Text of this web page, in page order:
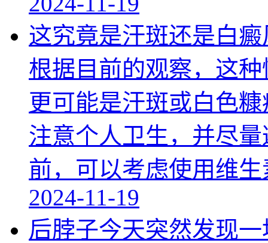
这究竟是汗斑还是白癜
根据目前的观察，这
更可能是汗斑或白色
注意个人卫生，并尽
前，可以考虑使用维
2024-11-19
后脖子今天突然发现